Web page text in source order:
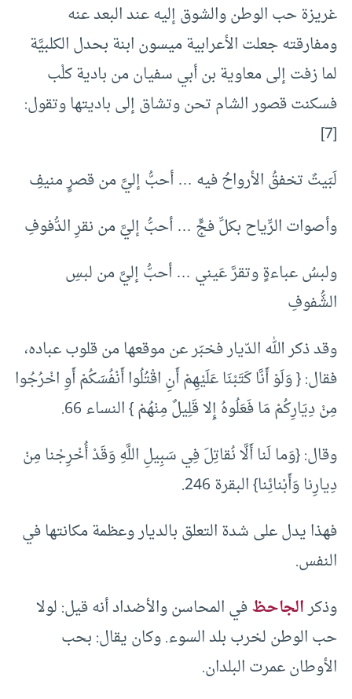
غريزة حب الوطن والشوق إليه عند البعد عنه
ومفارقته جعلت الأعرابية ميسون ابنة بحدل الكلبيَّة
لما زفت إلى معاوية بن أبي سفيان من بادية كلْب
فسكنت قصور الشام تحن وتشاق إلى باديتها وتقول:
[7]
لَبَيتٌ تخفقُ الأرواحُ فيه … أحبُّ إليَّ من قصرٍ منيفِ
وأصوات الرِّياح بكلِّ فجٍّ … أحبُّ إليَّ من نقرِ الدُّفوفِ
ولبسُ عباءةٍ وتقرَّ عَيني … أحبُّ إليَّ من لبسِ
الشُّفوفِ
وقد ذكر الله الدّيار فخبّر عن موقعها من قلوب عباده،
فقال: { وَلَوْ أَنَّا كَتَبْنَا عَلَيْهِمْ أَنِ اقْتُلُوا أَنْفُسَكُمْ أَوِ اخْرُجُوا
مِنْ دِيَارِكُمْ مَا فَعَلُوهُ إِلا قَلِيلٌ مِنْهُمْ } النساء 66.
وقال: {وَما لَنا أَلَّا نُقاتِلَ فِي سَبِيلِ اللَّهِ وَقَدْ أُخْرِجْنا مِنْ
دِيارِنا وَأَبْنائِنا} البقرة 246.
فهذا يدل على شدة التعلق بالديار وعظمة مكانتها في
النفس.
وذكرالجاحظفي المحاسن والأضداد أنه قيل: لولا
حب الوطن لخرب بلد السوء. وكان يقال: بحب
الأوطان عمرت البلدان.